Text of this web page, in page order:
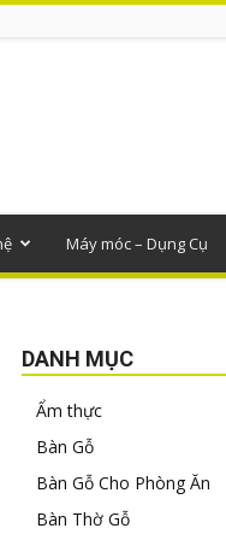
Máy móc – Dụng Cụ
DANH MỤC
Ẩm thực
Bàn Gỗ
Bàn Gỗ Cho Phòng Ăn
Bàn Thờ Gỗ